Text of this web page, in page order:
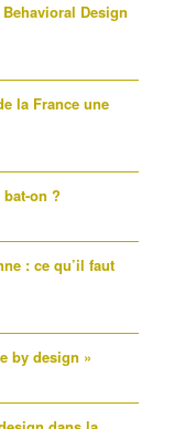
Design
la France une
on ?
: ce qu’il faut
by design »